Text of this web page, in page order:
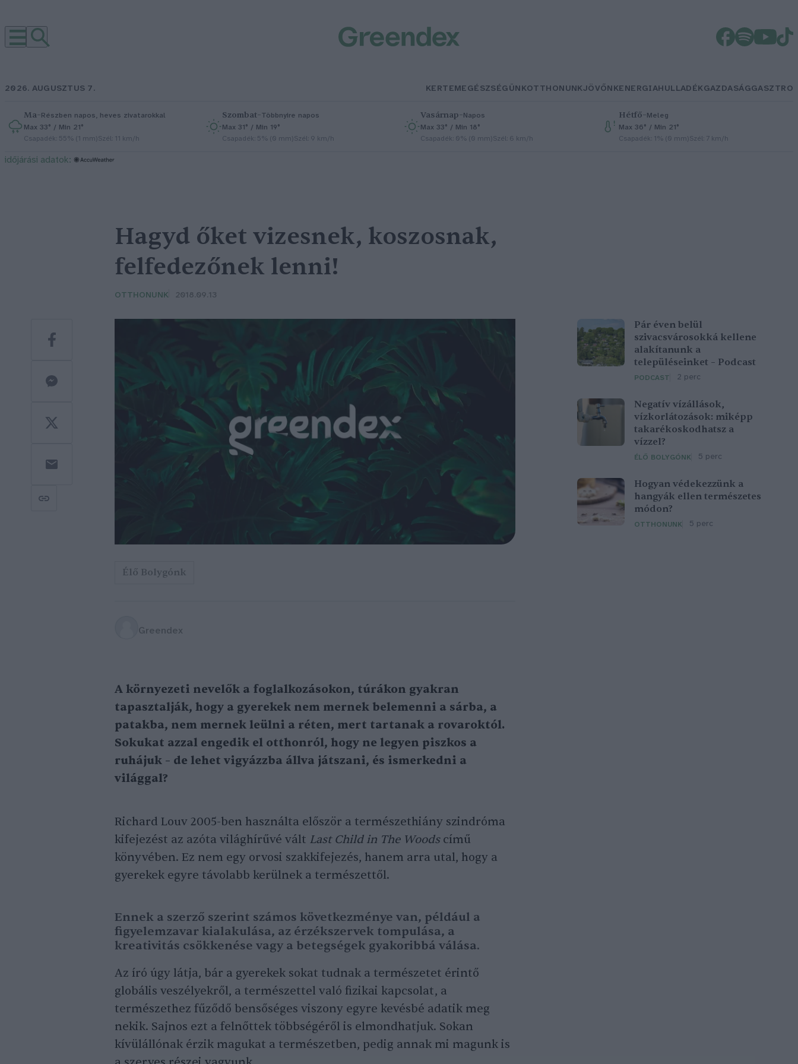
2026. AUGUSZTUS 7. KERTEMEGÉSZSÉGÜNKOTTHONUNKJÖVŐNKENERGIAHULLADÉKGAZDASÁGGASZTRO
Ma–Részben napos, heves zivatarokkal
Max 33° / Min 21°
Csapadék: 55% (1 mm)Szél: 11 km/h
Szombat–Többnyire napos
Max 31° / Min 19°
Csapadék: 5% (0 mm)Szél: 9 km/h
Vasárnap–Napos
Max 33° / Min 18°
Csapadék: 0% (0 mm)Szél: 6 km/h
Hétfő–Meleg
Max 36° / Min 21°
Csapadék: 1% (0 mm)Szél: 7 km/h
időjárási adatok:
Pár éven belül
szivacsvárosokká kellene
alakítanunk a
településeinket – Podcast
PODCAST 2 perc
Negatív vízállások,
vízkorlátozások: miképp
takarékoskodhatsz a
vízzel?
ÉLŐ BOLYGÓNK 5 perc
Hogyan védekezzünk a
hangyák ellen természetes
módon?
OTTHONUNK 5 perc
Hagyd őket vizesnek, koszosnak,
felfedezőnek lenni!
OTTHONUNK 2018.09.13
Élő Bolygónk
Greendex
A környezeti nevelők a foglalkozásokon, túrákon gyakran
tapasztalják, hogy a gyerekek nem mernek belemenni a sárba, a
patakba, nem mernek leülni a réten, mert tartanak a rovaroktól.
Sokukat azzal engedik el otthonról, hogy ne legyen piszkos a
ruhájuk – de lehet vigyázzba állva játszani, és ismerkedni a
világgal?
Richard Louv 2005-ben használta először a természethiány szindróma
kifejezést az azóta világhírűvé vált Last Child in The Woodscímű
könyvében. Ez nem egy orvosi szakkifejezés, hanem arra utal, hogy a
gyerekek egyre távolabb kerülnek a természettől.
Ennek a szerző szerint számos következménye van, például a
figyelemzavar kialakulása, az érzékszervek tompulása, a
kreativitás csökkenése vagy a betegségek gyakoribbá válása.
Az író úgy látja, bár a gyerekek sokat tudnak a természetet érintő
globális veszélyekről, a természettel való fizikai kapcsolat, a
természethez fűződő bensőséges viszony egyre kevésbé adatik meg
nekik. Sajnos ezt a felnőttek többségéről is elmondhatjuk. Sokan
kívülállónak érzik magukat a természetben, pedig annak mi magunk is